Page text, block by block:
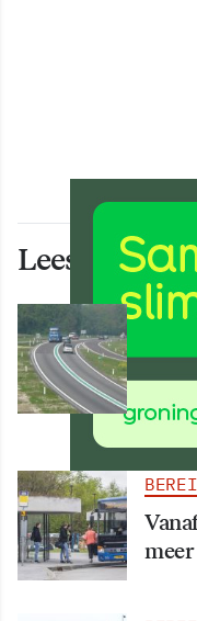
Lees ook
Deel